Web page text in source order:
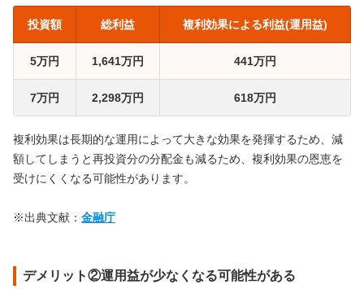
投資額 総利益 複利効果による利益(運用益)
5万円 1,641万円 441万円
7万円 2,298万円 618万円
複利効果は長期的な運用によって大きな効果を発揮するため、減
額してしまうと再投資分の分配金も減るため、複利効果の恩恵を
受けにくくなる可能性があります。
※出典文献： 金融庁
デメリット②運用益が少なくなる可能性がある